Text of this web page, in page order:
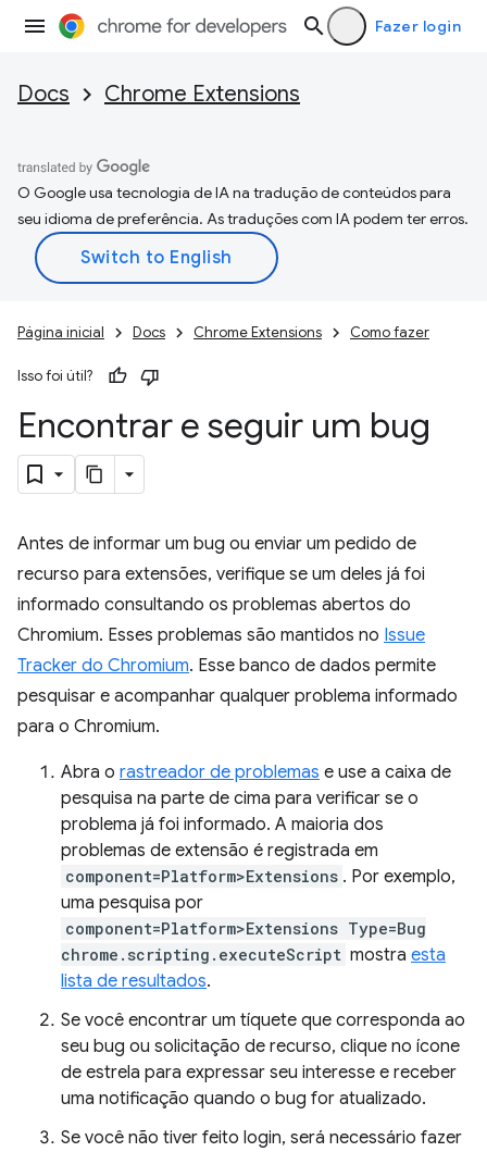
Fazer login
Docs Chrome Extensions
O Google usa tecnologia de IA na tradução de conteúdos para
seu idioma de preferência. As traduções com IA podem ter erros.
Página inicial Docs Chrome Extensions Como fazer
Isso foi útil?
Encontrar e seguir um bug
Antes de informar um bug ou enviar um pedido de
recurso para extensões, verifique se um deles já foi
informado consultando os problemas abertos do
Chromium. Esses problemas são mantidos no Issue
Tracker do Chromium. Esse banco de dados permite
pesquisar e acompanhar qualquer problema informado
para o Chromium.
Abra o rastreador de problemas e use a caixa de
pesquisa na parte de cima para verificar se o
problema já foi informado. A maioria dos
problemas de extensão é registrada em
component=Platform>Extensions . Por exemplo,
uma pesquisa por
component=Platform>Extensions Type=Bug
chrome.scripting.executeScript mostra esta
lista de resultados.
Se você encontrar um tíquete que corresponda ao
seu bug ou solicitação de recurso, clique no ícone
de estrela para expressar seu interesse e receber
uma notificação quando o bug for atualizado.
Se você não tiver feito login, será necessário fazer